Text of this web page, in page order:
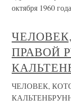
октября 1960
ПРАВОЙ
ЧЕЛОВЕК,